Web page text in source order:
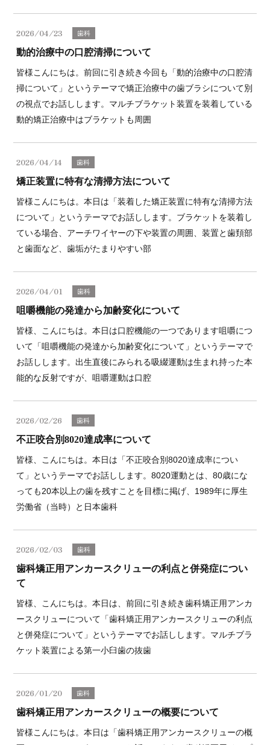
2026/04/23 歯科
動的治療中の口腔清掃について
皆様こんにちは。前回に引き続き今回も「動的治療中の口腔清
掃について」というテーマで矯正治療中の歯ブラシについて別
の視点でお話しします。マルチブラケット装置を装着している
動的矯正治療中はブラケットも周囲
2026/04/14 歯科
矯正装置に特有な清掃方法について
皆様こんにちは。本日は「装着した矯正装置に特有な清掃方法
について」というテーマでお話しします。ブラケットを装着し
ている場合、アーチワイヤーの下や装置の周囲、装置と歯頚部
と歯面など、歯垢がたまりやすい部
2026/04/01 歯科
咀嚼機能の発達から加齢変化について
皆様、こんにちは。本日は口腔機能の一つであります咀嚼につ
いて「咀嚼機能の発達から加齢変化について」というテーマで
お話しします。出生直後にみられる吸綴運動は生まれ持った本
能的な反射ですが、咀嚼運動は口腔
2026/02/26 歯科
不正咬合別8020達成率について
皆様、こんにちは。本日は「不正咬合別8020達成率につい
て」というテーマでお話しします。8020運動とは、80歳にな
っても20本以上の歯を残すことを目標に掲げ、1989年に厚生
労働省（当時）と日本歯科
2026/02/03 歯科
歯科矯正用アンカースクリューの利点と併発症につい
て
皆様、こんにちは。本日は、前回に引き続き歯科矯正用アンカ
ースクリューについて「歯科矯正用アンカースクリューの利点
と併発症について」というテーマでお話しします。マルチブラ
ケット装置による第一小臼歯の抜歯
2026/01/20 歯科
歯科矯正用アンカースクリューの概要について
皆様こんにちは。本日は「歯科矯正用アンカースクリューの概